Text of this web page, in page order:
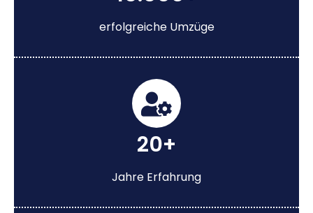
erfolgreiche Umzüge
20+
Jahre Erfahrung